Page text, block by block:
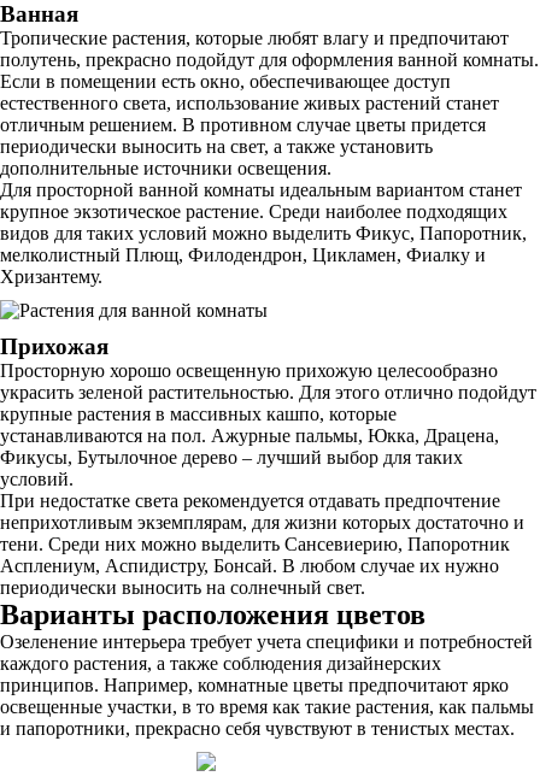
Ванная
Тропические растения, которые любят влагу и предпочитают
полутень, прекрасно подойдут для оформления ванной комнаты.
Если в помещении есть окно, обеспечивающее доступ
естественного света, использование живых растений станет
отличным решением. В противном случае цветы придется
периодически выносить на свет, а также установить
дополнительные источники освещения.
Для просторной ванной комнаты идеальным вариантом станет
крупное экзотическое растение. Среди наиболее подходящих
видов для таких условий можно выделить Фикус, Папоротник,
мелколистный Плющ, Филодендрон, Цикламен, Фиалку и
Хризантему.
Прихожая
Просторную хорошо освещенную прихожую целесообразно
украсить зеленой растительностью. Для этого отлично подойдут
крупные растения в массивных кашпо, которые
устанавливаются на пол. Ажурные пальмы, Юкка, Драцена,
Фикусы, Бутылочное дерево – лучший выбор для таких
условий.
При недостатке света рекомендуется отдавать предпочтение
неприхотливым экземплярам, для жизни которых достаточно и
тени. Среди них можно выделить Сансевиерию, Папоротник
Асплениум, Аспидистру, Бонсай. В любом случае их нужно
периодически выносить на солнечный свет.
Варианты расположения цветов
Озеленение интерьера требует учета специфики и потребностей
каждого растения, а также соблюдения дизайнерских
принципов. Например, комнатные цветы предпочитают ярко
освещенные участки, в то время как такие растения, как пальмы
и папоротники, прекрасно себя чувствуют в тенистых местах.